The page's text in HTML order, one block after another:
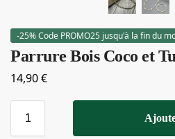
-25% Code PROMO25 jusqu'à la fin du
Parrure Bois Coco et
14,90€